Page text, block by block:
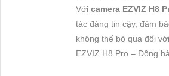
Với camera EZVIZ H8
tác đáng tin cậy, đảm
không thể bỏ qua đối
EZVIZ H8 Pro – Đồng